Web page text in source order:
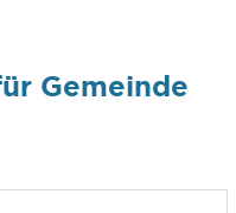
Gemeinde